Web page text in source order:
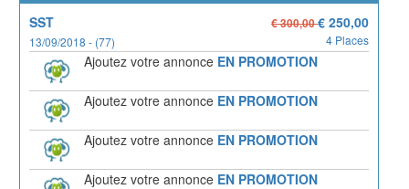
SST € 300,00€ 250,00
13/09/2018 - (77) 4 Places
Ajoutez votre annonce EN PROMOTION
Ajoutez votre annonce EN PROMOTION
Ajoutez votre annonce EN PROMOTION
Ajoutez votre annonce EN PROMOTION